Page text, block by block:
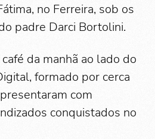
no Ferreira, sob os
padre Darci Bortolini.
da manhã ao lado do
formado por cerca
com
conquistados no